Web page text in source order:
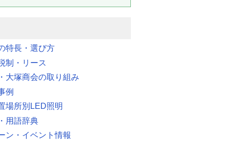
特長・選び方
制・リース
大塚商会の取り組み
例
場所別LED照明
用語辞典
ン・イベント情報